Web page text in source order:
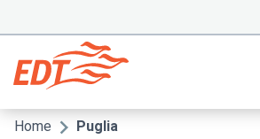
contenuto
principale
Menu
secondario
Home Puglia